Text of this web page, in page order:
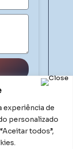
experiência de
personalizado
todos”,